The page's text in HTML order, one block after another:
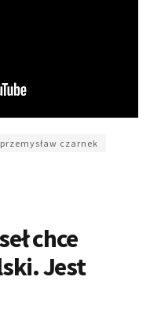
przemysław czarnek
chce
Jest